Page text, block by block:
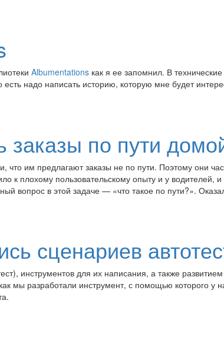
Albumentations как я ее запомнил. В
есть надо написать историю, которую мне будет
заказы по пути
им предлагают заказы не по пути. Поэтому они
к плохому пользовательскому опыту и у водителей, и
вопрос в этой задаче — «что такое по пути?».
сценариев
инструментов для их написания, а также развитием
мы разработали инструмент, с помощью которого у